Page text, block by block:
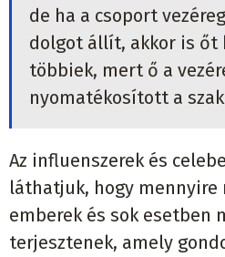
de ha a csoport
dolgot állít, akkor is őt
többiek, mert ő a
nyomatékosított a
Az influenszerek és
láthatjuk, hogy mennyire
emberek és sok esetben
terjesztenek, amely